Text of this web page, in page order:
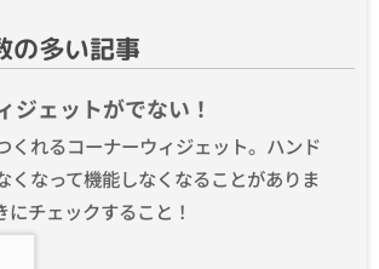
の多い記事
ジェットがでない！
くれるコーナーウィジェット。ハンド
くなって機能しなくなることがありま
にチェックすること！